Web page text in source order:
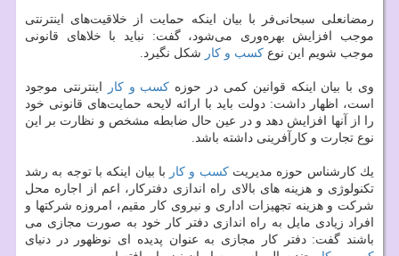
رمضانعلی سبحانی‌فر با بیان اینكه حمایت از خلاقیت‌های اینترنتی
موجب افزایش بهره‌وری می‌شود، گفت: نباید با خلا‌های قانونی
موجب شویم این نوع كسب و كار شكل نگیرد.
وی با بیان اینكه قوانین كمی در حوزه كسب و كار
اینترنتی موجود
است، اظهار داشت: دولت باید با ارائه لایحه حمایت‌های قانونی خود
را از آن‍ها افزایش دهد و در عین حال ضابطه مشخص و نظارت بر این
نوع تجارت و كارآفرینی داشته باشد.
یك كارشناس حوزه مدیریتكسب و كار با بیان اینكه با توجه به رشد
تكنولوژی و هزینه های بالای راه اندازی دفتركار، اعم از اجاره محل
شركت و هزینه تجهیزات اداری و نیروی كار مقیم، امروزه شركتها و
افراد زیادی مایل به راه اندازی دفتر كار خود به صورت مجازی می
باشند گفت: دفتر كار مجازی به عنوان پدیده ای نوظهور در دنیای